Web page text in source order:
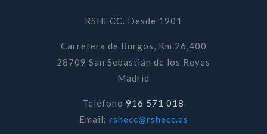
RSHECC. Desde 1901
Carretera de Burgos, Km 26,400
28709 San Sebastián de los Reyes
Madrid
Teléfono 916 571 018
Email: rshecc@rshecc.es